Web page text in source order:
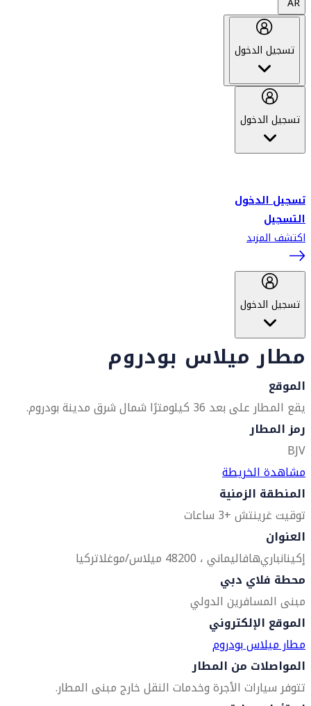
تسجيل الدخول
تسجيل الدخول
تسجيل الدخول
التسجيل
اكتشف المزيد
تسجيل الدخول
مطار ميلاس بودروم
الموقع
يقع المطار على بعد 36 كيلومترًا شمال شرق مدينة بودروم.
رمز المطار
BJV
مشاهدة الخريطة
المنطقة الزمنية
توقيت غرينتش +3 ساعات
العنوان
إكينانباريهافاليماني ، 48200 ميلاس/موغلا
تركيا
محطة فلاي دبي
مبنى المسافرين الدولي
الموقع الإلكتروني
مطار ميلاس بودروم
المواصلات من المطار
تتوفر سيارات الأجرة وخدمات النقل خارج مبنى المطار.